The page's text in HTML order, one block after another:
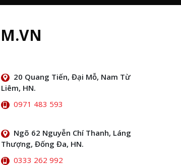
20 Quang Tiến, Đại Mỗ, Nam Từ
Liêm, HN.
0971 483 593
Ngõ 62 Nguyễn Chí Thanh, Láng
Thượng, Đống Đa, HN.
0333 262 992